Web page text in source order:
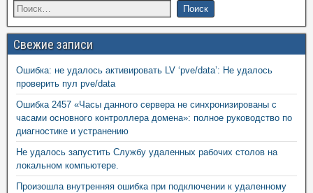
Свежие записи
Ошибка: не удалось активировать LV ‘pve/data’: Не удалось
проверить пул pve/data
Ошибка 2457 «Часы данного сервера не синхронизированы с
часами основного контроллера домена»: полное руководство по
диагностике и устранению
Не удалось запустить Службу удаленных рабочих столов на
локальном компьютере.
Произошла внутренняя ошибка при подключении к удаленному